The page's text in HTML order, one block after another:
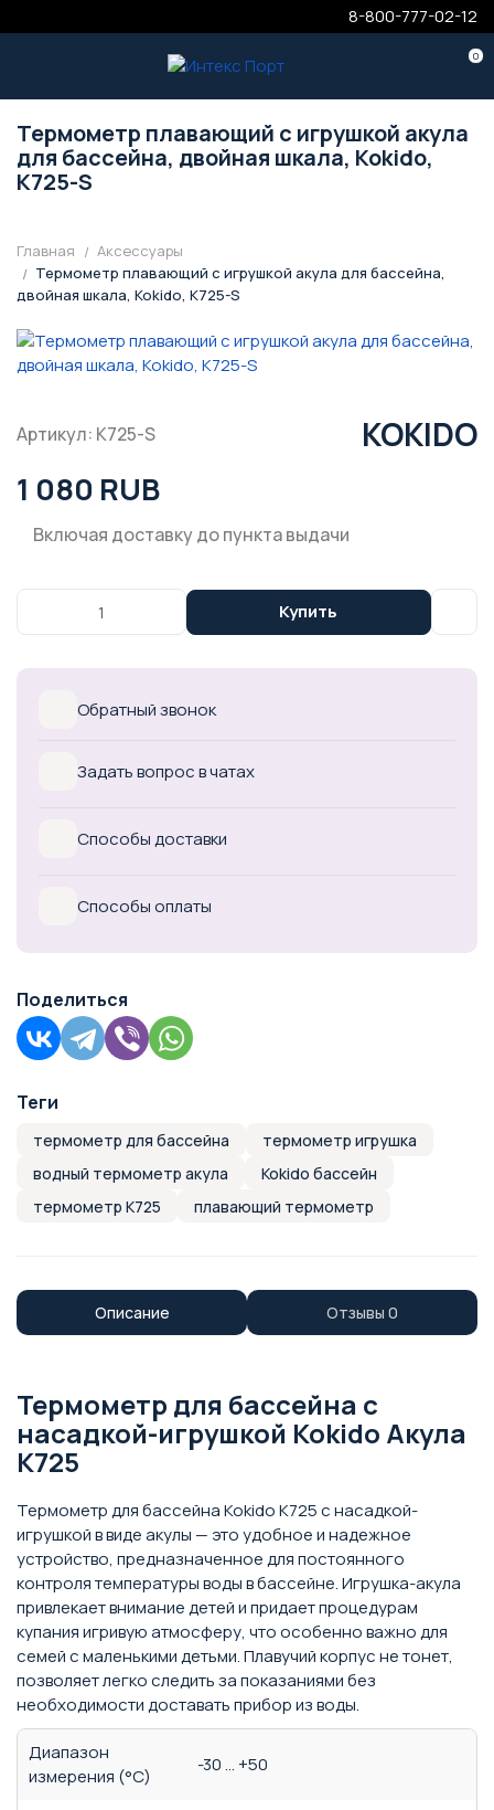
8-800-777-02-12
0
Термометр плавающий с игрушкой акула
для бассейна, двойная шкала, Kokido,
K725-S
Главная
Аксессуары
Термометр плавающий с игрушкой акула для бассейна,
двойная шкала, Kokido, K725-S
Артикул: K725-S KOKIDO
1 080 RUB
Включая доставку до пункта выдачи
Купить
Обратный звонок
Задать вопрос в чатах
Способы доставки
Способы оплаты
Поделиться
Теги
термометр для бассейна
термометр игрушка
водный термометр акула
Kokido бассейн
термометр K725
плавающий термометр
Описание Отзывы 0
Термометр для бассейна с
насадкой-игрушкой Kokido Акула
K725
Термометр для бассейна Kokido K725 с насадкой-
игрушкой в виде акулы — это удобное и надежное
устройство, предназначенное для постоянного
контроля температуры воды в бассейне. Игрушка-акула
привлекает внимание детей и придает процедурам
купания игривую атмосферу, что особенно важно для
семей с маленькими детьми. Плавучий корпус не тонет,
позволяет легко следить за показаниями без
необходимости доставать прибор из воды.
Диапазон
измерения (°C)
-30 … +50